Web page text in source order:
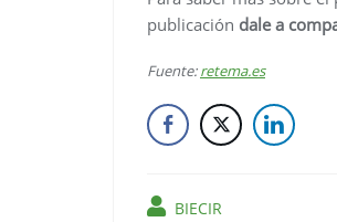
publicación dale a
Fuente:retema.es
BIECIR